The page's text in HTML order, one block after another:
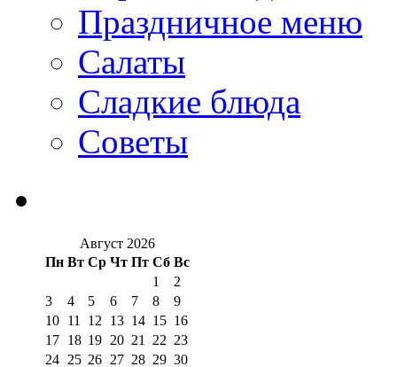
Праздничное меню
Салаты
Сладкие блюда
Советы
Август 2026
Пн Вт Ср Чт Пт Сб Вс
1
2
3
4 5 6 7 8
9
10 11 12 13 14 15 16
17 18 19 20 21 22 23
24 25 26 27 28 29 30